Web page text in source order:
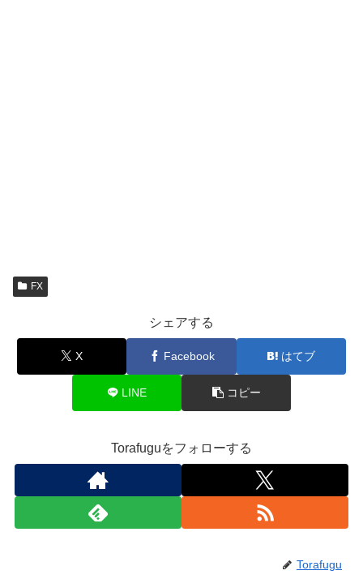
FX
シェアする
X Facebook はてブ
LINE コピー
Torafuguをフォローする
Torafugu